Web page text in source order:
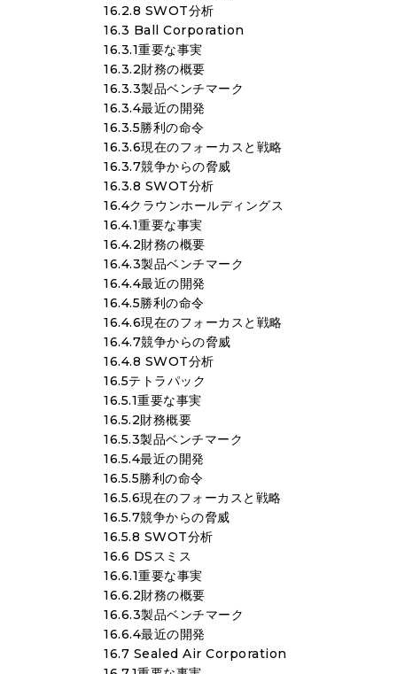
16.2.8 SWOT分析
16.3 Ball Corporation
16.3.1重要な事実
16.3.2財務の概要
16.3.3製品ベンチマーク
16.3.4最近の開発
16.3.5勝利の命令
16.3.6現在のフォーカスと戦略
16.3.7競争からの脅威
16.3.8 SWOT分析
16.4クラウンホールディングス
16.4.1重要な事実
16.4.2財務の概要
16.4.3製品ベンチマーク
16.4.4最近の開発
16.4.5勝利の命令
16.4.6現在のフォーカスと戦略
16.4.7競争からの脅威
16.4.8 SWOT分析
16.5テトラパック
16.5.1重要な事実
16.5.2財務概要
16.5.3製品ベンチマーク
16.5.4最近の開発
16.5.5勝利の命令
16.5.6現在のフォーカスと戦略
16.5.7競争からの脅威
16.5.8 SWOT分析
16.6 DSスミス
16.6.1重要な事実
16.6.2財務の概要
16.6.3製品ベンチマーク
16.6.4最近の開発
16.7 Sealed Air Corporation